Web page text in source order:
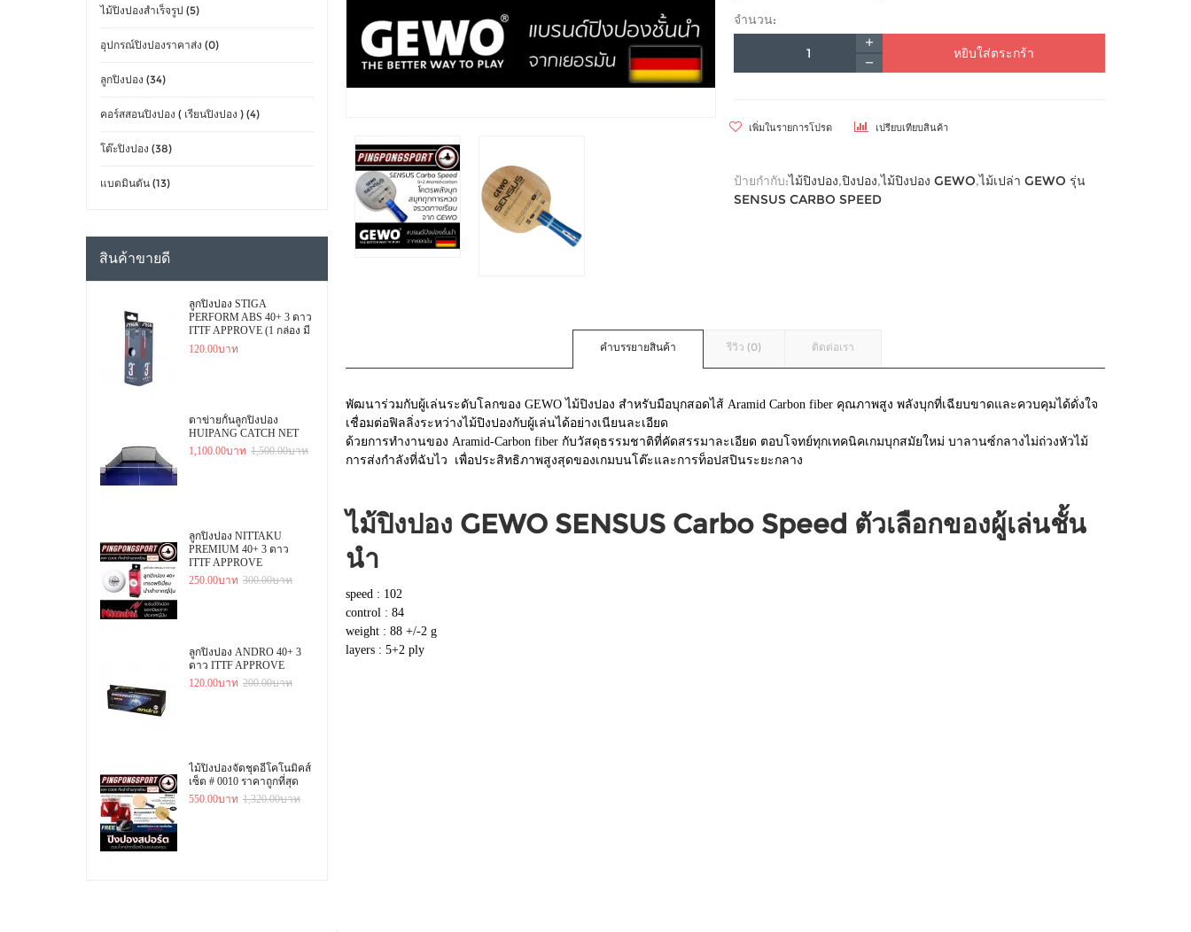
ไม้ปิงปองสำเร็จรูป (5)
อุปกรณ์ปิงปองราคาส่ง (0)
ลูกปิงปอง (34)
คอร์สสอนปิงปอง ( เรียนปิงปอง ) (4)
โต๊ะปิงปอง (38)
แบดมินตัน (13)
สินค้าขายดี
ลูกปิงปอง STIGA
PERFORM ABS 40+ 3 ดาว
ITTF APPROVE (1 กล่อง มี
3 ลูก)
120.00บาท
ตาข่ายกั้นลูกปิงปอง
HUIPANG CATCH NET
1,100.00บาท 1,500.00บาท
ลูกปิงปอง NITTAKU
PREMIUM 40+ 3 ดาว
ITTF APPROVE
250.00บาท 300.00บาท
ลูกปิงปอง ANDRO 40+ 3
ดาว ITTF APPROVE
120.00บาท 200.00บาท
ไม้ปิงปองจัดชุดอีโคโนมิคส์
เซ็ต # 0010 ราคาถูกที่สุด
550.00บาท 1,320.00บาท
จำนวน:
หยิบใส่ตระกร้า
เพิ่มในรายการโปรด เปรียบเทียบสินค้า
ป้ายกำกับ:ไม้ปิงปอง,ปิงปอง,ไม้ปิงปอง GEWO,ไม้เปล่า GEWO รุ่น
SENSUS CARBO SPEED
คำบรรยายสินค้า รีวิว (0) ติดต่อเรา
พัฒนาร่วมกับผู้เล่นระดับโลกของ GEWO ไม้ปิงปอง สำหรับมือบุกสอดไส้ Aramid Carbon fiber คุณภาพสูง พลังบุกที่เฉียบขาดและควบคุมได้ดั่งใจ
เชื่อมต่อฟิลลิ่งระหว่างไม้ปิงปองกับผู้เล่นได้อย่างเนียนละเอียด
ด้วยการทำงานของ Aramid-Carbon fiber กับวัสดุธรรมชาติที่คัดสรรมาละเอียด ตอบโจทย์ทุกเทคนิคเกมบุกสมัยใหม่ บาลานซ์กลางไม่ถ่วงหัวไม้
การส่งกำลังที่ฉับไว เพื่อประสิทธิภาพสูงสุดของเกมบนโต๊ะและการท็อปสปินระยะกลาง
ไม้ปิงปอง GEWO SENSUS Carbo Speed ตัวเลือกของผู้เล่นชั้น
นำ
speed : 102
control : 84
weight : 88 +/-2 g
layers : 5+2 ply